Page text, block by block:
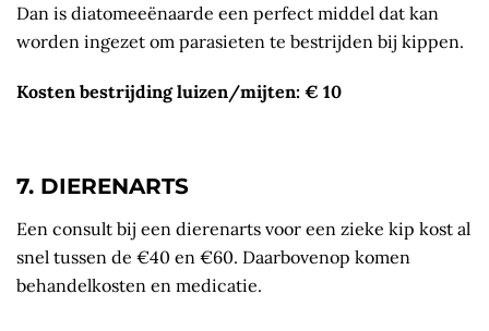
Dan is diatomeeënaarde een perfect middel dat kan
worden ingezet om parasieten te bestrijden bij kippen.
Kosten bestrijding luizen/mijten: € 10
7. DIERENARTS
Een consult bij een dierenarts voor een zieke kip kost al
snel tussen de €40 en €60. Daarbovenop komen
behandelkosten en medicatie.